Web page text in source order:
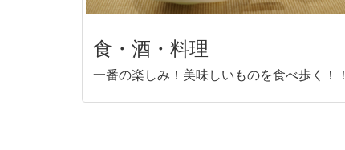
食・酒・料理
一番の楽しみ！美味しいものを食べ歩く！！